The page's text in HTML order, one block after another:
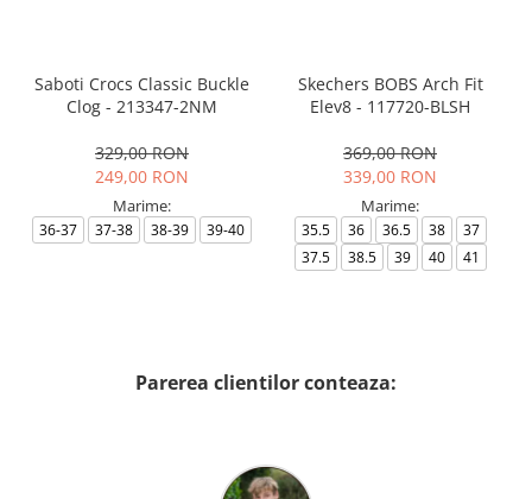
Saboti Crocs Classic Buckle
Clog - 213347-2NM
329,00 RON
249,00 RON
Marime:
36-37 37-38 38-39 39-40
Skechers BOBS Arch Fit
Elev8 - 117720-BLSH
369,00 RON
339,00 RON
Marime:
35.5 36 36.5 38
37
37.5
38.5 39 40 41
Parerea clientilor conteaza: